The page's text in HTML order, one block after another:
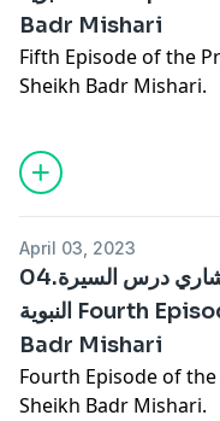
Badr Mishari
Fifth Episode of the
Sheikh Badr Mishari.
April 03, 2023
04.الحلقة الرابعة الشيخ بدر المشاري درس السيرة
النبوية Fourth Episode of the Seerah - Sheikh
Badr Mishari
Fourth Episode of
Sheikh Badr Mishari.